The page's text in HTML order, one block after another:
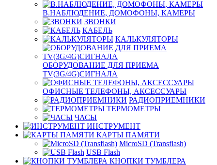
В.НАБЛЮДЕНИЕ, ДОМОФОНЫ, КАМЕРЫ
ЗВОНКИ
КАБЕЛЬ
КАЛЬКУЛЯТОРЫ
ОБОРУДОВАНИЕ ДЛЯ ПРИЕМА
TV(3G/4G)СИГНАЛА
ОФИСНЫЕ ТЕЛЕФОНЫ, АКСЕССУАРЫ
РАДИОПРИЕМНИКИ
ТЕРМОМЕТРЫ
ЧАСЫ
ИНСТРУМЕНТ
КАРТЫ ПАМЯТИ
MicroSD (Transflash)
USB Flash
КНОПКИ ТУМБЛЕРА